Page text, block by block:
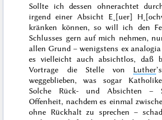
Sollte ich dessen ohnerachtet
irgend einer Absicht E˖[uer]
kränken können, so will ich den
Schlusses gern auf mich nehmen,
allen Grund – wenigstens ex analogia
es vielleicht auch absichtlos, daß
Vortrage die Stelle von Luther
weggeblieben, was sogar
Solche Rück- und Absichten –
Offenheit, nachdem es einmal
ohne Rückhalt zu sprechen –